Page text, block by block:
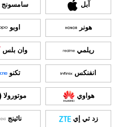
آبل
هونر اوبو
ريلمي وان بلس
انفنكس تكنو
هواوي موتورولا
زد تي إي ناثينج